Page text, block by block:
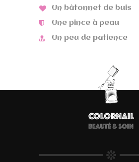
Un bâtonnet de buis
Une pince à peau
Un peu de patience